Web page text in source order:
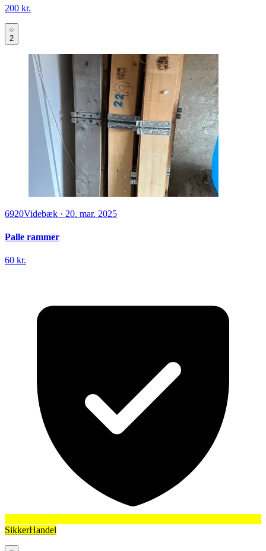
200 kr.
2
6920Videbæk · 20. mar. 2025
Palle rammer
60 kr.
SikkerHandel